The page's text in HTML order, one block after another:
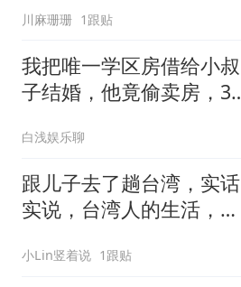
川麻珊珊 1跟贴
我把唯一学区房借给小叔
子结婚，他竟偷卖房，3
白浅娱乐聊
跟儿子去了趟台湾，实话
实说，台湾人的生活，简
小Lin竖着说 1跟贴